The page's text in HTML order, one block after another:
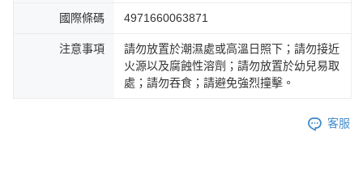
國際條碼 4971660063871
注意事項
請勿放置於潮濕處或高溫日照下；請勿接近
火源以及腐蝕性溶劑；請勿放置於幼兒易取
處；請勿吞食；請避免強烈撞擊。
客服